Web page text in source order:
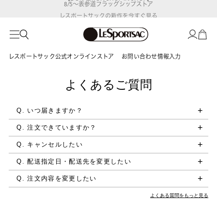
レスポートサックの新作を今すぐ見る
8/5～表参道フラッグシップストア
レスポートサック公式オンラインストア お問い合わせ情報入力
よくあるご質問
Q. いつ届きますか？
Q. 注文できていますか？
Q. キャンセルしたい
Q. 配送指定日・配送先を変更したい
Q. 注文内容を変更したい
よくある質問をもっと見る